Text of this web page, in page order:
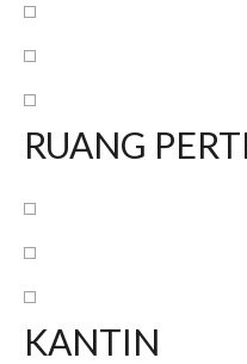
RUANG
KANTIN